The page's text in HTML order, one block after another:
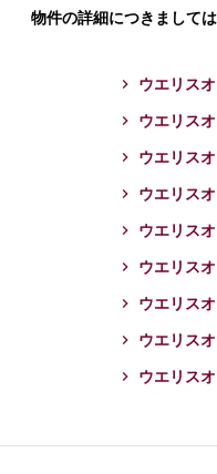
物件の詳細につきましては
ウエリス
ウエリス
ウエリス
ウエリス
ウエリス
ウエリス
ウエリス
ウエリス
ウエリス